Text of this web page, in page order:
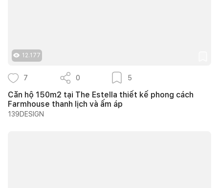
12.177
7 0 5
Căn hộ 150m2 tại The Estella thiết kế phong cách
Farmhouse thanh lịch và ấm áp
139DESIGN